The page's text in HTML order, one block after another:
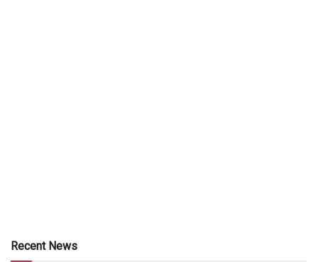
Recent News